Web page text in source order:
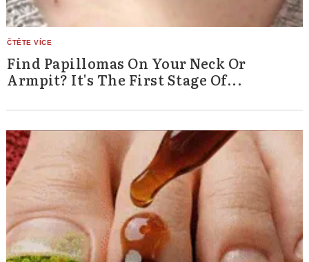
Find Papillomas On Your Neck Or
Armpit? It's The First Stage Of...